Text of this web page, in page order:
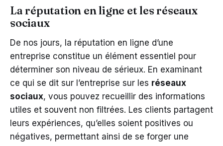
La réputation en ligne et les réseaux
sociaux
De nos jours, la réputation en ligne d’une
entreprise constitue un élément essentiel pour
déterminer son niveau de sérieux. En examinant
ce qui se dit sur l’entreprise sur les réseaux
sociaux, vous pouvez recueillir des informations
utiles et souvent non filtrées. Les clients partagent
leurs expériences, qu’elles soient positives ou
négatives, permettant ainsi de se forger une